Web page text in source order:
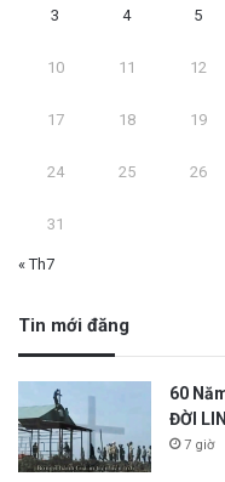
3 4 5
10 11 12
17 18 19
24 25 26
31
« Th7
Tin mới đăng
60
ĐỜI
7 giờ